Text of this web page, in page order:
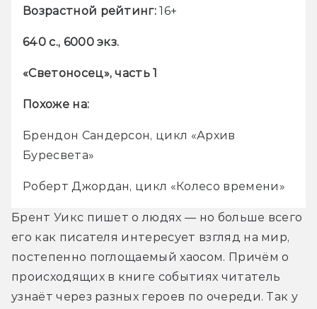
Возрастной рейтинг: 16+
640 с., 6000 экз.
«Светоносец», часть 1
Похоже на:
Брендон Сандерсон, цикл «Архив
Буресвета»
Роберт Джордан, цикл «Колесо времени»
Брент Уикс пишет о людях — но больше всего
его как писателя интересует взгляд на мир,
постепенно поглощаемый хаосом. Причём о
происходящих в книге событиях читатель
узнаёт через разных героев по очереди. Так у